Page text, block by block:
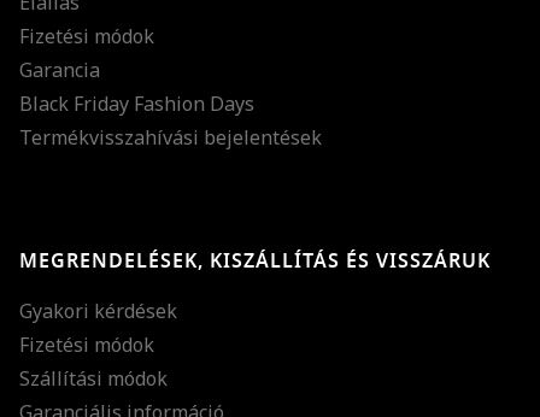
Fizetési módok
Garancia
Black Friday Fashion Days
Termékvisszahívási bejelentések
MEGRENDELÉSEK, KISZÁLLÍTÁS ÉS VISSZÁRUK
Gyakori kérdések
Fizetési módok
Szállítási módok